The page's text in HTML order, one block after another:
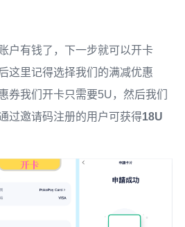
户有钱了，下一步就可以开卡
这里记得选择我们的满减优惠
券我们开卡只需要5U，然后我们
过邀请码注册的用户可获得18U